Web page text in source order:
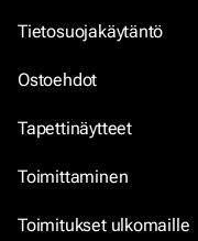
Tietosuojakäytäntö
Ostoehdot
Tapettinäytteet
Toimittaminen
Toimitukset ulkomaille